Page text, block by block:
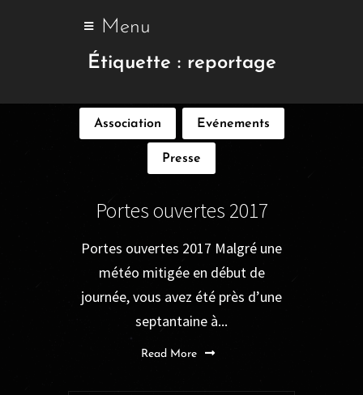
Menu
Étiquette : reportage
Association Evénements
Presse
Portes ouvertes 2017
Portes ouvertes 2017 Malgré une
météo mitigée en début de
journée, vous avez été près d’une
septantaine à...
Read More